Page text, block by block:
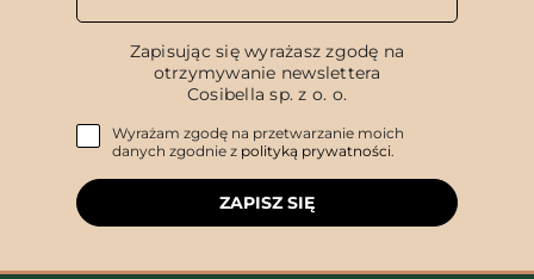
Zapisując się wyrażasz zgodę na
otrzymywanie newslettera
Cosibella sp. z o. o.
Wyrażam zgodę na przetwarzanie moich
danych zgodnie z polityką prywatności.
ZAPISZ SIĘ